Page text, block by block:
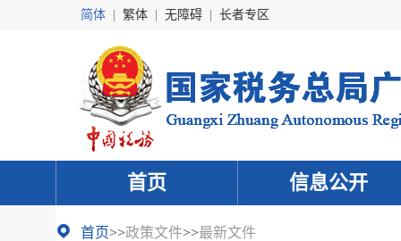
简体 繁体 无障碍 长者专区
首页 信息公开
首页>>政策文件>>最新文件